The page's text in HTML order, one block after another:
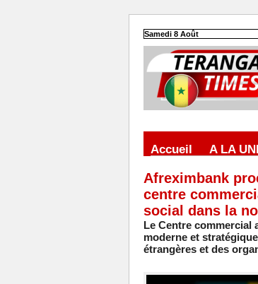
Samedi 8 Août
Accueil A LA
Afreximbank
centre
social dans la
Le Centre commercial
moderne et
étrangères et des